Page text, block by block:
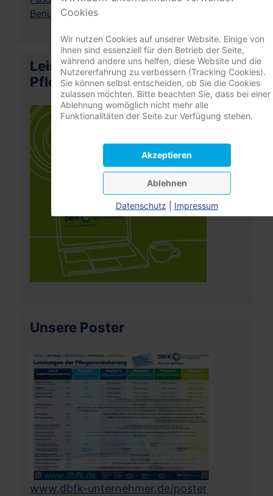
Benutzername vergessen?
Leistungsrechner
Pflegeversicherung
Unsere Poster
www.dbfk-unternehmer.de/poster
Cookies
Wir nutzen Cookies auf unserer Website. Einige von
ihnen sind essenziell für den Betrieb der Seite,
während andere uns helfen, diese Website und die
Nutzererfahrung zu verbessern (Tracking Cookies).
Sie können selbst entscheiden, ob Sie die Cookies
zulassen möchten. Bitte beachten Sie, dass bei einer
Ablehnung womöglich nicht mehr alle
Funktionalitäten der Seite zur Verfügung stehen.
Akzeptieren
Ablehnen
Datenschutz Impressum